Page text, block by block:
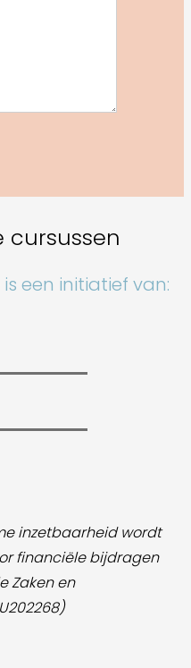
cursussen
een initiatief van:
inzetbaarheid wordt
financiële bijdragen
Zaken en